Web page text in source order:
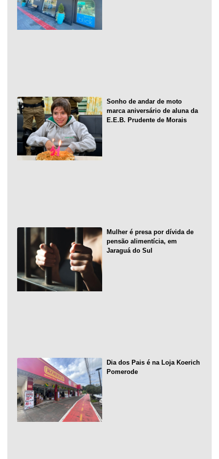
Sonho de andar de moto
marca aniversário de aluna da
E.E.B. Prudente de Morais
Mulher é presa por dívida de
pensão alimentícia, em
Jaraguá do Sul
Dia dos Pais é na Loja Koerich
Pomerode